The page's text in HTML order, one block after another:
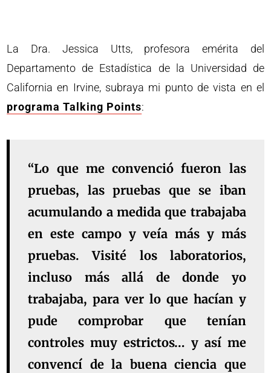
La Dra. Jessica Utts, profesora emérita del
Departamento de Estadística de la Universidad de
California en Irvine, subraya mi punto de vista en el
programa Talking Points:
“Lo que me convenció fueron las
pruebas, las pruebas que se iban
acumulando a medida que trabajaba
en este campo y veía más y más
pruebas. Visité los laboratorios,
incluso más allá de donde yo
trabajaba, para ver lo que hacían y
pude comprobar que tenían
controles muy estrictos… y así me
convencí de la buena ciencia que